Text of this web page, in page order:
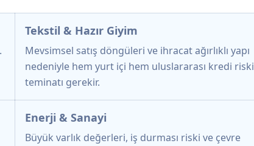
Tekstil & Hazır Giyim
Mevsimsel satış döngüleri ve ihracat ağırlıklı yapı
nedeniyle hem yurt içi hem uluslararası kredi riski
teminatı gerekir.
Enerji & Sanayi
Büyük varlık değerleri, iş durması riski ve çevre